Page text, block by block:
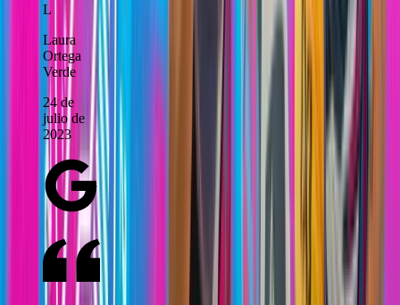
L
Laura
Ortega
Verde
24 de
julio de
2023